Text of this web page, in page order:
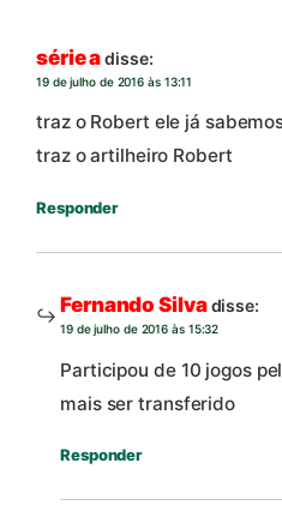
série adisse:
19 de julho de 2016 às 13:11
traz o Robert ele já
traz o artilheiro Robert
Responder
Fernando Silvadisse:
19 de julho de 2016 às 15:32
Participou de 10 jogos
mais ser transferido
Responder